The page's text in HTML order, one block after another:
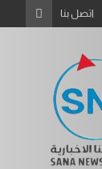
اتصل بنا